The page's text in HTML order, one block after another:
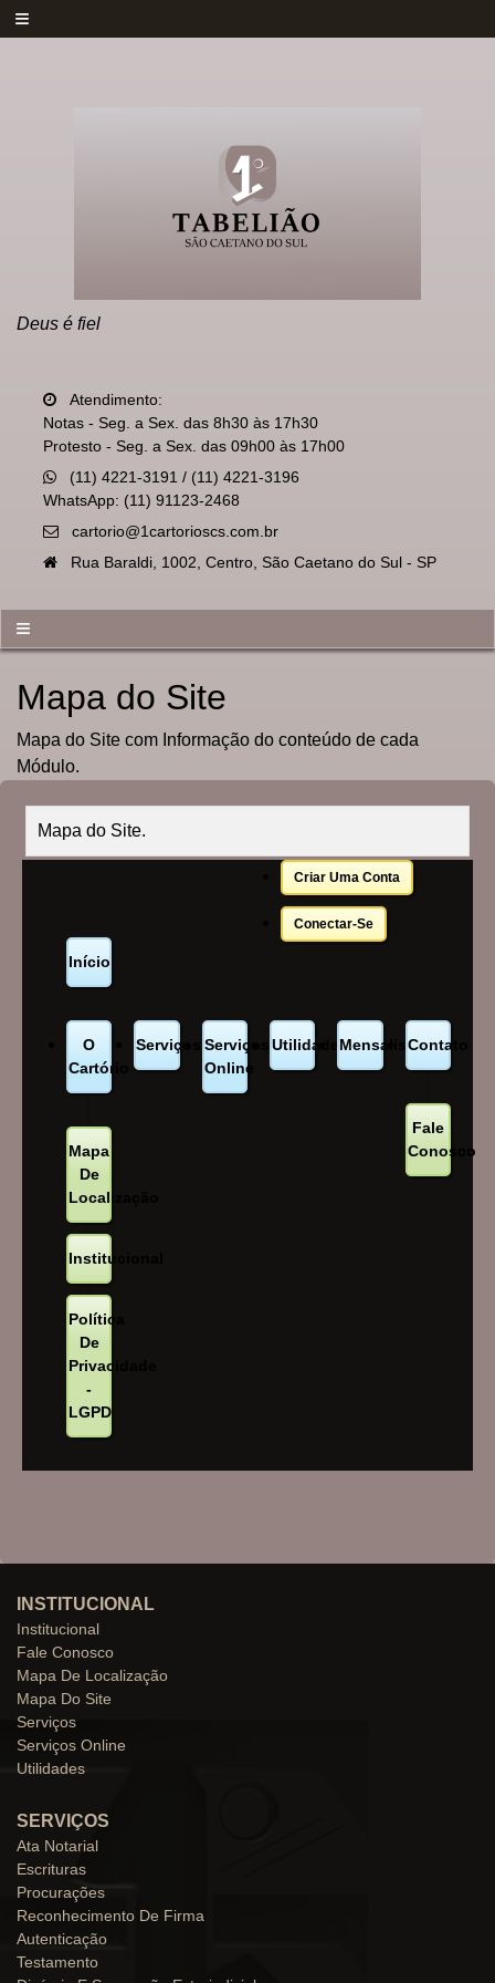
≡
Deus é fiel
Atendimento:
Notas - Seg. a Sex. das 8h30 às 17h30
Protesto - Seg. a Sex. das 09h00 às 17h00
(11) 4221-3191 / (11) 4221-3196
WhatsApp: (11) 91123-2468
cartorio@1cartorioscs.com.br
Rua Baraldi, 1002, Centro, São Caetano do Sul - SP
≡
Mapa do Site
Mapa do Site com Informação do conteúdo de cada
Módulo.
Mapa do Site.
Criar Uma Conta
Conectar-Se
Início
O
Cartório
Mapa
De
Localização
Institucional
Política
De
Privacidade
-
LGPD
Serviços
Serviços
Online
UtilidadesMensalistasContato
Fale
Conosco
INSTITUCIONAL
Institucional
Fale Conosco
Mapa De Localização
Mapa Do Site
Serviços
Serviços Online
Utilidades
SERVIÇOS
Ata Notarial
Escrituras
Procurações
Reconhecimento De Firma
Autenticação
Testamento